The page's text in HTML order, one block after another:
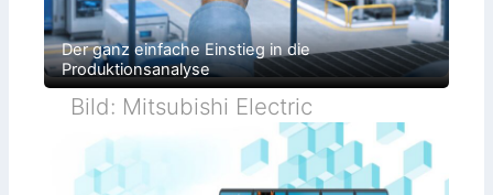
Der ganz einfache Einstieg in die
Produktionsanalyse
Bild: Mitsubishi Electric